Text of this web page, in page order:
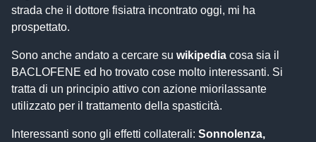
strada che il dottore fisiatra incontrato oggi, mi ha
prospettato.
Sono anche andato a cercare su wikipedia cosa sia il
BACLOFENE ed ho trovato cose molto interessanti. Si
tratta di un principio attivo con azione miorilassante
utilizzato per il trattamento della spasticità.
Interessanti sono gli effetti collaterali: Sonnolenza,